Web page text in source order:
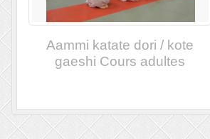
Aammi katate dori / kote
gaeshi Cours adultes